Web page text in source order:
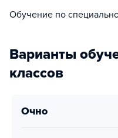
Обучение по
Варианты
классов
очно